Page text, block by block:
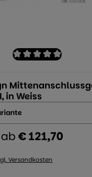
in Weiss
€ 121,70
Versandkosten